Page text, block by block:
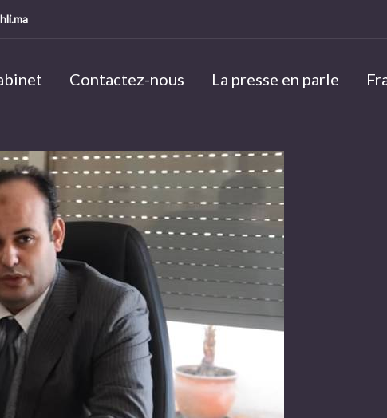
Contactez-nous La presse en parle